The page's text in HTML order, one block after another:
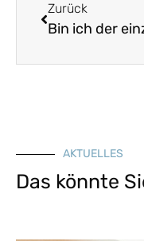
Zurück
AKTUELLES
Das könnte